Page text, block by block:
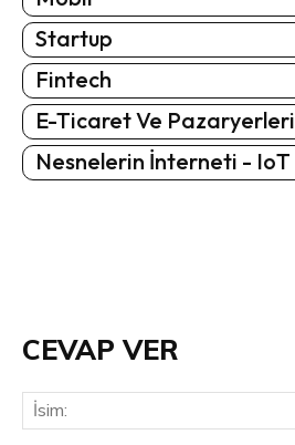
Startup
Fintech
E-Ticaret Ve Pazaryerleri
Nesnelerin İnterneti - IoT
CEVAP VER